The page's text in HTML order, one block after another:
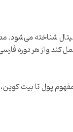
شناخته می‌شود.
و از هر دوره
پول تا بیت